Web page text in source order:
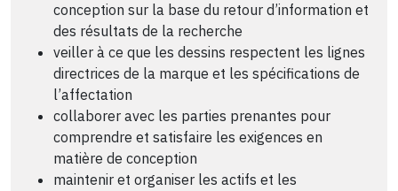
conception sur la base du retour d’information et
des résultats de la recherche
veiller à ce que les dessins respectent les lignes
directrices de la marque et les spécifications de
l’affectation
collaborer avec les parties prenantes pour
comprendre et satisfaire les exigences en
matière de conception
maintenir et organiser les actifs et les